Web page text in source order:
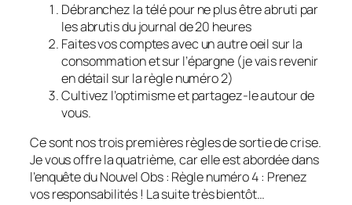
Débranchez la télé pour ne plus être abruti par
les abrutis du journal de 20 heures
Faites vos comptes avec un autre oeil sur la
consommation et sur l’épargne (je vais revenir
en détail sur la règle numéro 2)
Cultivez l’optimisme et partagez-le autour de
vous.
Ce sont nos trois premières règles de sortie de crise.
Je vous offre la quatrième, car elle est abordée dans
l’enquête du Nouvel Obs : Règle numéro 4 : Prenez
vos responsabilités ! La suite très bientôt…